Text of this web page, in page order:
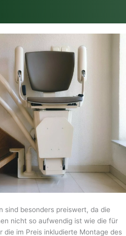
sind besonders preiswert, da die
nicht so aufwendig ist wie die für
die im Preis inkludierte Montage des